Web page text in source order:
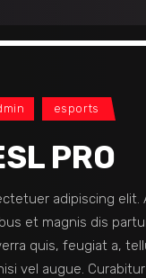
esports
PRO
adipiscing elit.
et magnis dis
quis, feugiat a,
vel augue.